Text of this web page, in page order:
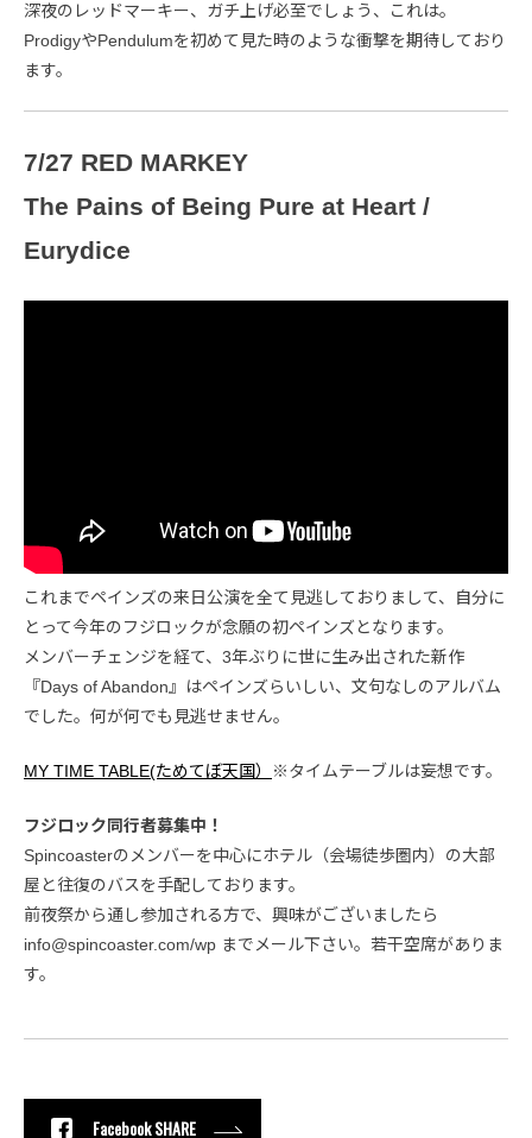
深夜のレッドマーキー、ガチ上げ必至でしょう、これは。
ProdigyやPendulumを初めて見た時のような衝撃を期待しており
ます。
7/27 RED MARKEY
The Pains of Being Pure at Heart /
Eurydice
これまでペインズの来日公演を全て見逃しておりまして、自分に
とって今年のフジロックが念願の初ペインズとなります。
メンバーチェンジを経て、3年ぶりに世に生み出された新作
『Days of Abandon』はペインズらいしい、文句なしのアルバム
でした。何が何でも見逃せません。
MY TIME TABLE(ためてぼ天国） ※タイムテーブルは妄想です。
フジロック同行者募集中！
Spincoasterのメンバーを中心にホテル（会場徒歩圏内）の大部
屋と往復のバスを手配しております。
前夜祭から通し参加される方で、興味がございましたら
info@spincoaster.com/wp までメール下さい。若干空席がありま
す。
Facebook SHARE